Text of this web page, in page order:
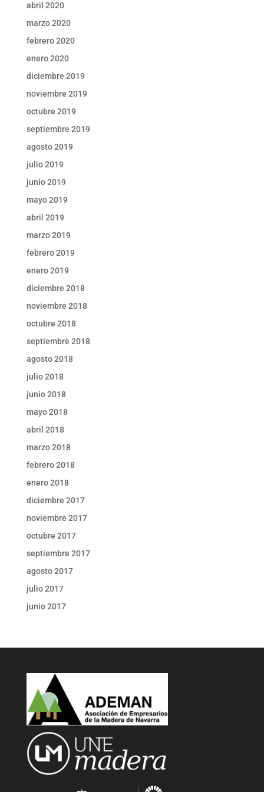
abril 2020
marzo 2020
febrero 2020
enero 2020
diciembre 2019
noviembre 2019
octubre 2019
septiembre 2019
agosto 2019
julio 2019
junio 2019
mayo 2019
abril 2019
marzo 2019
febrero 2019
enero 2019
diciembre 2018
noviembre 2018
octubre 2018
septiembre 2018
agosto 2018
julio 2018
junio 2018
mayo 2018
abril 2018
marzo 2018
febrero 2018
enero 2018
diciembre 2017
noviembre 2017
octubre 2017
septiembre 2017
agosto 2017
julio 2017
junio 2017